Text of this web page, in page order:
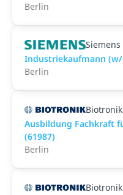
Berlin
Industriekaufmann
Berlin
Biotronik
Ausbildung Fachkraft
(61987)
Berlin
Biotronik